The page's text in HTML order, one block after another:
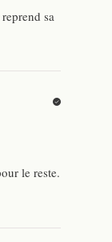
sa
le reste.